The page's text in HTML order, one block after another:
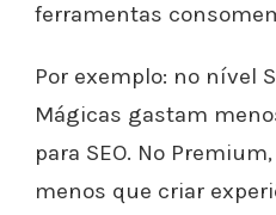
ferramentas
Por exemplo: no nível
Mágicas gastam
para SEO. No
menos que criar